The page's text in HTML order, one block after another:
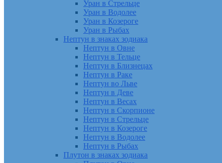
Уран в Стрельце
Уран в Водолее
Уран в Козероге
Уран в Рыбах
Нептун в знаках зодиака
Нептун в Овне
Нептун в Тельце
Нептун в Близнецах
Нептун в Раке
Нептун во Льве
Нептун в Деве
Нептун в Весах
Нептун в Скорпионе
Нептун в Стрельце
Нептун в Козероге
Нептун в Водолее
Нептун в Рыбах
Плутон в знаках зодиака